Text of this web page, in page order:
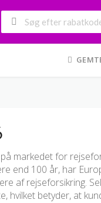
markedet for
end 100 år, har
af rejseforsikring.
hvilket betyder, at